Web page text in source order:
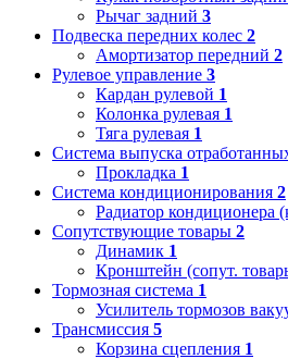
Рычаг задний 3
Подвеска передних колес 2
Амортизатор передний 2
Рулевое управление 3
Кардан рулевой 1
Колонка рулевая 1
Тяга рулевая 1
Система выпуска
Прокладка 1
Система кондиционирования 2
Радиатор кондиционера
Сопутствующие товары 2
Динамик 1
Кронштейн (сопут.
Тормозная система 1
Усилитель тормозов
Трансмиссия 5
Корзина сцепления 1